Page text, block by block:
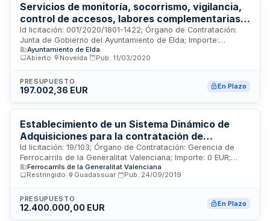
Servicios de monitoría, socorrismo, vigilancia,
control de accesos, labores complementarias,
mantenimiento y conservación en el
Polideportivo Municipal San Crispín y Piscinas
municipales, así como el suministro de
periodo veraniego 2020.
Id licitación: 001/2020/1801-1422; Órgano de Contratación:
Junta de Gobierno del Ayuntamiento de Elda; Importe:
98501.18 EUR; Estado: PUB
Ayuntamiento de Elda
Abierto
Novelda Pub. 11/03/2020
PRESUPUESTO
197.002,36 EUR En Plazo
Establecimiento de un Sistema Dinámico de
Adquisiciones para la contratación de
suministros de uso corriente de FGV en
Valencia y Alicante
Id licitación: 19/103; Órgano de Contratación: Gerencia de
Ferrocarrils de la Generalitat Valenciana; Importe: 0 EUR;
Estado: PUB
Ferrocarrils de la Generalitat Valenciana
Restringido
Guadassuar Pub. 24/09/2019
PRESUPUESTO
12.400.000,00 EUR En Plazo